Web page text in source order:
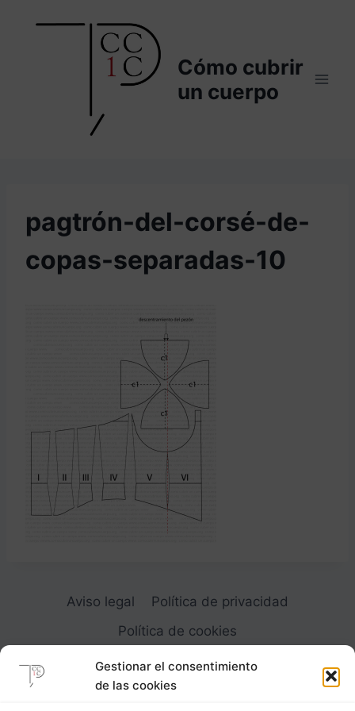
Gestionar el consentimiento
de las cookies
Cómo cubrir
un cuerpo
pagtrón-del-corsé-de-
copas-separadas-10
Aviso legal
Política de privacidad
Política de cookies